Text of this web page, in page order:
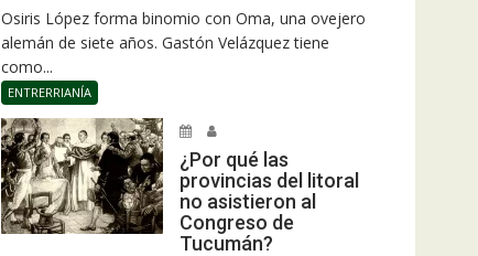
Osiris López forma binomio con Oma, una ovejero
alemán de siete años. Gastón Velázquez tiene
como...
ENTRERRIANÍA
¿Por qué las
provincias del litoral
no asistieron al
Congreso de
Tucumán?